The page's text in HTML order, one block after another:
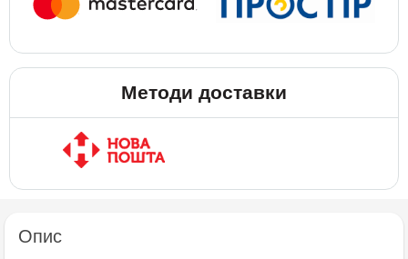
Методи доставки
Опис